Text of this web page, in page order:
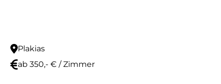
Plakias
ab 350,- € / Zimmer